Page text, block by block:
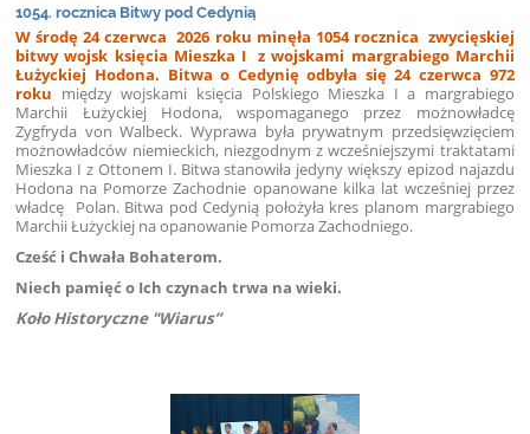
1054. rocznica Bitwy pod Cedynią
W środę 24 czerwca 2026 roku minęła 1054 rocznica zwycięskiej
bitwy wojsk księcia Mieszka I z wojskami margrabiego Marchii
Łużyckiej Hodona. Bitwa o Cedynię odbyła się 24 czerwca 972
roku między wojskami księcia Polskiego Mieszka I a margrabiego
Marchii Łużyckiej Hodona, wspomaganego przez możnowładcę
Zygfryda von Walbeck. Wyprawa była prywatnym przedsięwzięciem
możnowładców niemieckich, niezgodnym z wcześniejszymi traktatami
Mieszka I z Ottonem I. Bitwa stanowiła jedyny większy epizod najazdu
Hodona na Pomorze Zachodnie opanowane kilka lat wcześniej przez
władcę Polan. Bitwa pod Cedynią położyła kres planom margrabiego
Marchii Łużyckiej na opanowanie Pomorza Zachodniego.
Cześć i Chwała Bohaterom.
Niech pamięć o Ich czynach trwa na wieki.
Koło Historyczne "Wiarus”